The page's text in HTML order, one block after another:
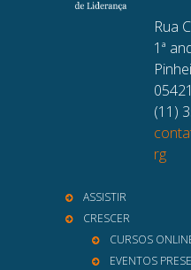
Rua
1ª
(11)
rg
ASSISTIR
CRESCER
CURSOS
EVENTOS